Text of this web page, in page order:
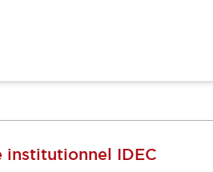
institutionnel IDEC